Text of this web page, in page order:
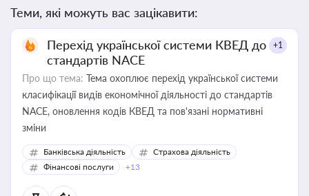
Теми, які можуть вас зацікавити:
Перехід української системи КВЕД до
стандартів NACE
+1
Про що тема: Тема охоплює перехід української системи
класифікації видів економічної діяльності до стандартів
NACE, оновлення кодів КВЕД та пов'язані нормативні
зміни
Банківська діяльність
Страхова діяльність
Фінансові послуги
+13